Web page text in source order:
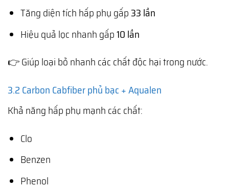
Tăng diện tích hấp phụ gấp33 lần
Hiệu quả lọc nhanh gấp10 lần
👉 Giúp loại bỏ nhanh các chất độc hại trong nước.
3.2 Carbon Cabfiber phủ bạc + Aqualen
Khả năng hấp phụ mạnh các chất:
Clo
Benzen
Phenol